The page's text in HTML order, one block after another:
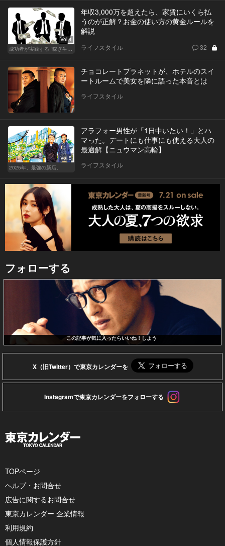
Vol.4
年収3,000万を超えたら、家賃にいくら払
うのが正解？お金の使い方の黄金ルールを
解説
ライフスタイル 32
チョコレートプラネットが、ホテルのスイ
ートルームで美女を隣に語った本音とは
ライフスタイル
Vol.5
2025年、最強の新店。
アラフォー男性が「1日中いたい！」とハ
マった。デートにも仕事にも使える大人の
最適解【ニュウマン高輪】
ライフスタイル
フォローする
この記事が気に入ったらいいね！しよう
X（旧Twitter）で東京カレンダーを
Instagramで東京カレンダーをフォローする
TOPページ
ヘルプ・お問合せ
広告に関するお問合せ
東京カレンダー 企業情報
利用規約
個人情報保護方針